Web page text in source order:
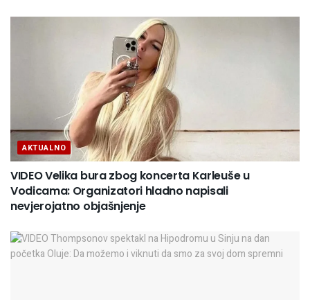
AKTUALNO
VIDEO Velika bura zbog koncerta Karleuše u
Vodicama: Organizatori hladno napisali
nevjerojatno objašnjenje